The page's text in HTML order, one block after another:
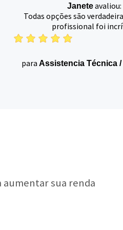
Janeteavaliou:
Todas opções são
profissional foi
para Assistencia Técnica /
aumentar sua renda